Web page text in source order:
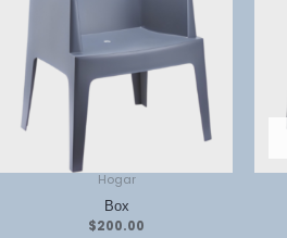
Hogar
Box
$200.00